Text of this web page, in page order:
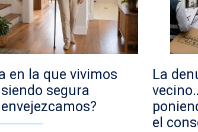
en la que vivimos
segura
La
el